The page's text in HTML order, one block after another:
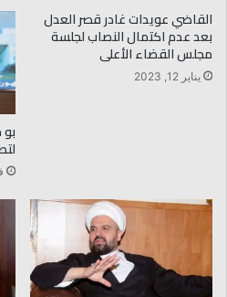
القاضي عويدات غادر قصر العدل
بعد عدم اكتمال النصاب لجلسة
مجلس القضاء الأعلى
يناير 12, 2023